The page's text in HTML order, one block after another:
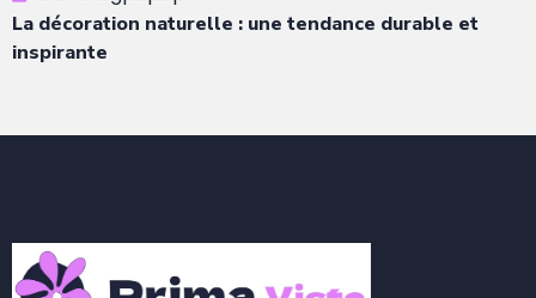
La décoration naturelle : une tendance durable et
inspirante